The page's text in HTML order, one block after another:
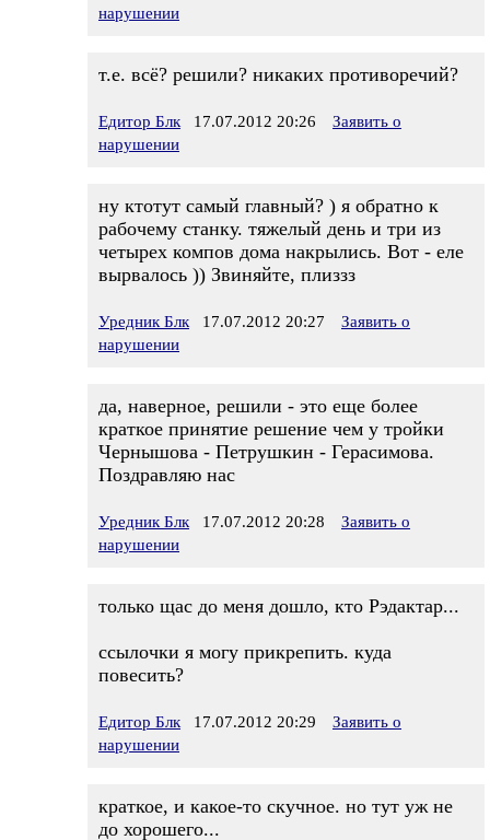
нарушении
т.е. всё? решили? никаких противоречий?
Едитор Блк 17.07.2012 20:26
Заявить о
нарушении
ну ктотут самый главный? ) я обратно к
рабочему станку. тяжелый день и три из
четырех компов дома накрылись. Вот - еле
вырвалось )) Звиняйте, плиззз
Уредник Блк 17.07.2012 20:27
Заявить о
нарушении
да, наверное, решили - это еще более
краткое принятие решение чем у тройки
Чернышова - Петрушкин - Герасимова.
Поздравляю нас
Уредник Блк 17.07.2012 20:28
Заявить о
нарушении
только щас до меня дошло, кто Рэдактар...
ссылочки я могу прикрепить. куда
повесить?
Едитор Блк 17.07.2012 20:29
Заявить о
нарушении
краткое, и какое-то скучное. но тут уж не
до хорошего...